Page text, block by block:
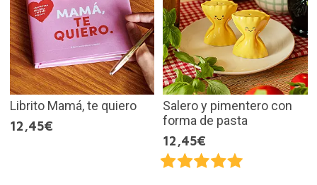
Librito Mamá, te quiero
12,45€
Salero y pimentero con
forma de pasta
12,45€